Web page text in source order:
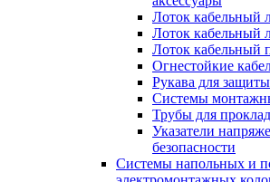
Лоток кабельный
Лоток кабельный
Лоток кабельный
Огнестойкие
Рукава для
Системы
Трубы для
Указатели
безопасности
Системы напольных и